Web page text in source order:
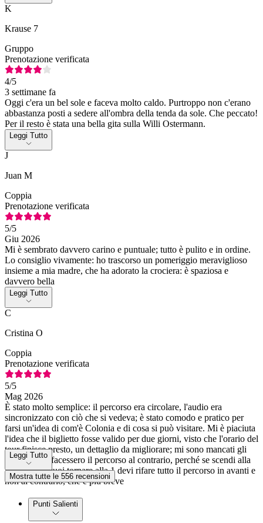
K
Krause 7
Gruppo
Prenotazione verificata
4/5
3 settimane fa
Oggi c'era un bel sole e faceva molto caldo. Purtroppo non c'erano
abbastanza posti a sedere all'ombra della tenda da sole. Che peccato!
Per il resto è stata una bella gita sulla Willi Ostermann.
Leggi Tutto
J
Juan M
Coppia
Prenotazione verificata
5/5
Giu 2026
Mi è sembrato davvero carino e puntuale; tutto è pulito e in ordine.
Lo consiglio vivamente: ho trascorso un pomeriggio meraviglioso
insieme a mia madre, che ha adorato la crociera: è spaziosa e
davvero bella
Leggi Tutto
C
Cristina O
Coppia
Prenotazione verificata
5/5
Mag 2026
È stato molto semplice: il percorso era circolare, l'audio era
sincronizzato con ciò che si vedeva; è stato comodo e pratico per
farsi un'idea di com'è Colonia e di cosa si può visitare. Mi è piaciuta
l'idea che il biglietto fosse valido per due giorni, visto che l'orario del
tour finisce presto, un dettaglio da migliorare; mi sono mancati gli
autobus che facessero il percorso al contrario, perché se scendi alla
fermata 4 e vuoi tornare alla 1 devi rifare tutto il percorso in avanti e
non al contrario, che è più breve
Leggi Tutto
Mostra tutte le 556 recensioni
Punti Salienti